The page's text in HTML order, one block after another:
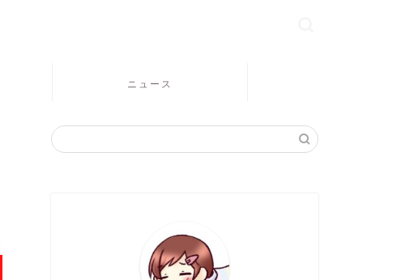
ニュース